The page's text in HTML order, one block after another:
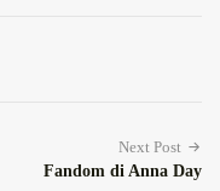
Next Post
Fandom di Anna Day